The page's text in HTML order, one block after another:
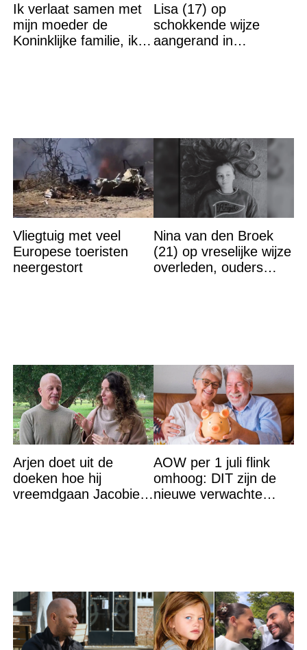
Ik verlaat samen met
mijn moeder de
Koninklijke familie, ik
Lisa (17) op
schokkende wijze
aangerand in
Vliegtuig met veel
Europese toeristen
neergestort
Nina van den Broek
(21) op vreselijke wijze
overleden, ouders
Arjen doet uit de
doeken hoe hij
vreemdgaan Jacobien
AOW per 1 juli flink
omhoog: DIT zijn de
nieuwe verwachte